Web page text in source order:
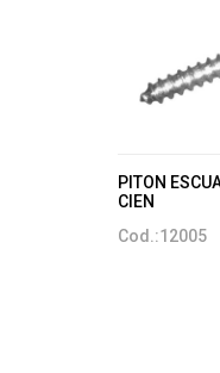
PITON
CIEN
Cod.:12005